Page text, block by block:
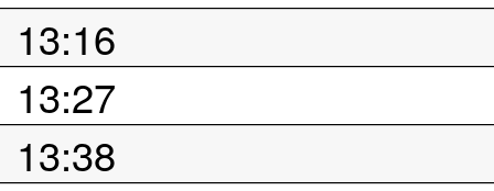
13:16
13:27
13:38